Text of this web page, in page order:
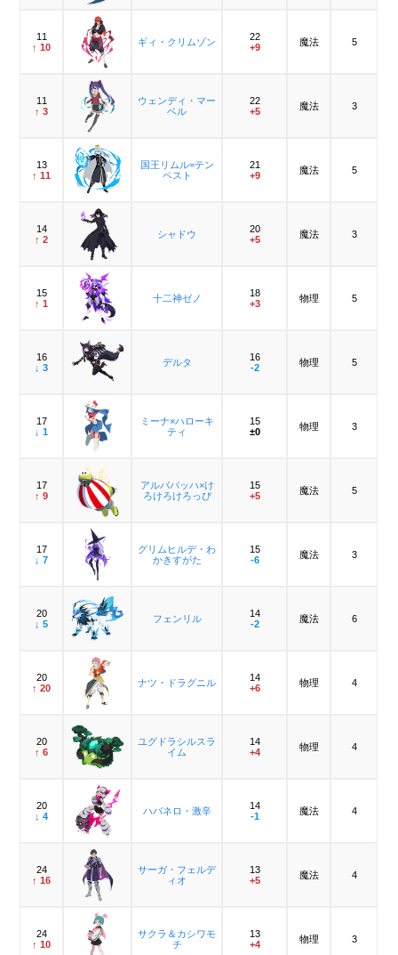
11
↑ 10
ギィ・クリムゾン
22
+9
魔法 5
11
↑ 3
ウェンディ・マー
ベル
22
+5
魔法 3
13
↑ 11
国王リムル=テン
ペスト
21
+9
魔法 5
14
↑ 2
シャドウ
20
+5
魔法 3
15
↑ 1
十二神ゼノ
18
+3
物理 5
16
↓ 3
デルタ
16
-2
物理 5
17
↓ 1
ミーナ×ハローキ
ティ
15
±0
物理 3
17
↑ 9
アルババッハ×け
ろけろけろっぴ
15
+5
魔法 5
17
↓ 7
グリムヒルデ・わ
かきすがた
15
-6
魔法 3
20
↓ 5
フェンリル
14
-2
魔法 6
20
↑ 20
ナツ・ドラグニル
14
+6
物理 4
20
↑ 6
ユグドラシルスラ
イム
14
+4
物理 4
20
↓ 4
ハバネロ・激辛
14
-1
魔法 4
24
↑ 16
サーガ・フェルデ
ィオ
13
+5
魔法 4
24
↑ 10
サクラ＆カシワモ
チ
13
+4
物理 3